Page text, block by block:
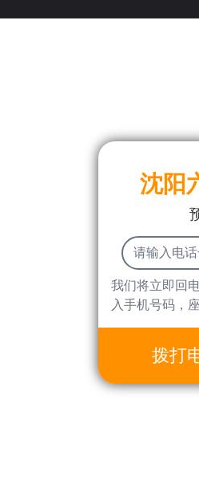
沈阳
我们将立即回
入手机号码，
拨打